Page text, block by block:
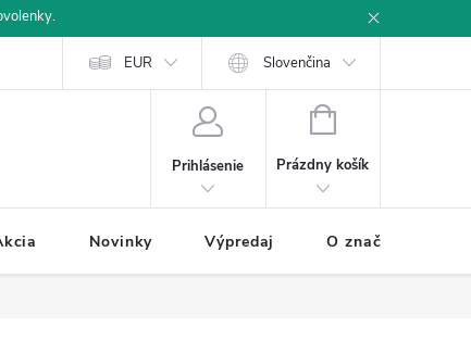
Ochrana osobných údajov Ako nakupovať
EUR Slovenčina
Prihlásenie
NÁKUPNÝ
Prázdny košík
Novinky Výpredaj O značke BUXA